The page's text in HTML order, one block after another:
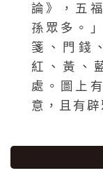
論》，五
孫眾多。
箋、門錢
紅、黃、
處。圖上
意，且有辟